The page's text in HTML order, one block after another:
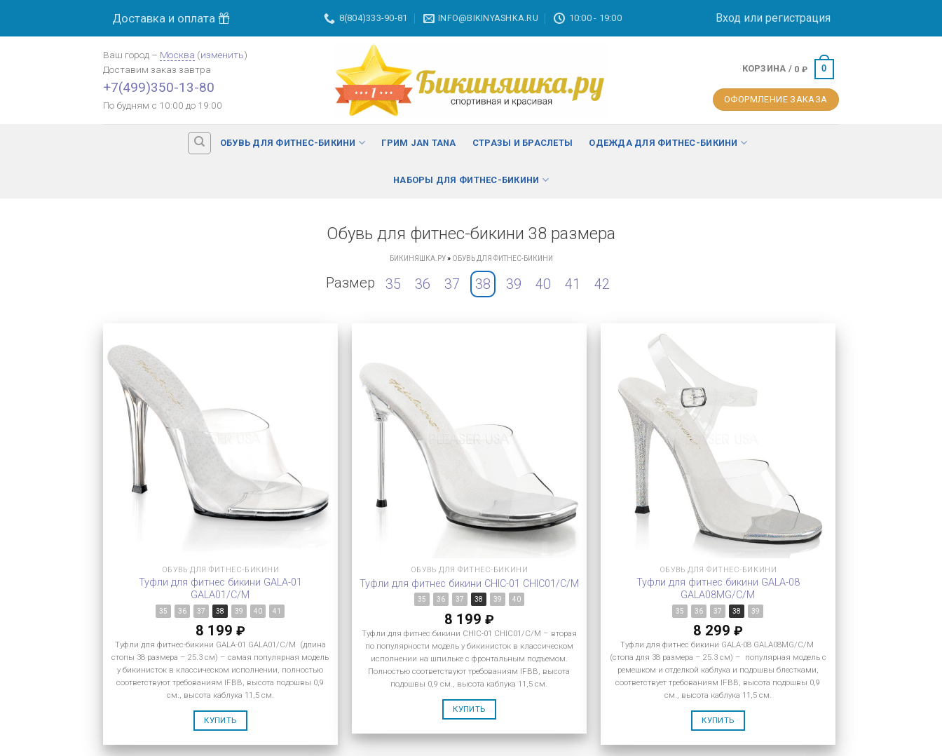
Доставка и оплата 8(804)333-90-81 INFO@BIKINYASHKA.RU 10:00 - 19:00 Вход или регистрация
Ваш город – Москва (изменить)
Доставим заказ завтра
+7(499)350-13-80
По будням с 10:00 до 19:00
КОРЗИНА / 0 ₽ 0
ОФОРМЛЕНИЕ ЗАКАЗА
ОБУВЬ ДЛЯ ФИТНЕС-БИКИНИ ГРИМ JAN TANA СТРАЗЫ И БРАСЛЕТЫ ОДЕЖДА ДЛЯ ФИТНЕС-БИКИНИ
НАБОРЫ ДЛЯ ФИТНЕС-БИКИНИ
Обувь для фитнес-бикини 38 размера
БИКИНЯШКА.РУ» ОБУВЬ ДЛЯ ФИТНЕС-БИКИНИ
Размер 35 36 37 38 39 40 41 42
ОБУВЬ ДЛЯ ФИТНЕС-БИКИНИ
Туфли для фитнес бикини GALA-01
GALA01/C/M
35 36 37 38 39 40 41
8 199 ₽
Туфли для фитнес-бикини GALA-01 GALA01/C/M (длина
стопы 38 размера – 25.3 см) – самая популярная модель
у бикинисток в классическом исполнении, полностью
соответствуют требованиям IFBB, высота подошвы 0,9
см., высота каблука 11,5 см.
КУПИТЬ
ОБУВЬ ДЛЯ ФИТНЕС-БИКИНИ
Туфли для фитнес бикини CHIC-01 CHIC01/C/M
35 36 37 38 39 40
8 199 ₽
Туфли для фитнес бикини CHIC-01 CHIC01/C/M – вторая
по популярности модель у бикинисток в классическом
исполнении на шпильке с фронтальным подъемом.
Полностью соответствуют требованиям IFBB, высота
подошвы 0,9 см., высота каблука 11,5 см.
КУПИТЬ
ОБУВЬ ДЛЯ ФИТНЕС-БИКИНИ
Туфли для фитнес бикини GALA-08
GALA08MG/C/M
35 36 37 38 39
8 299 ₽
Туфли для фитнес бикини GALA-08 GALA08MG/C/M
(стопа для 38 размера – 25.3 см) – популярная модель с
ремешком и отделкой каблука и подошвы блестками,
соответствует требованиям IFBB, высота подошвы 0,9
см., высота каблука 11,5 см.
КУПИТЬ